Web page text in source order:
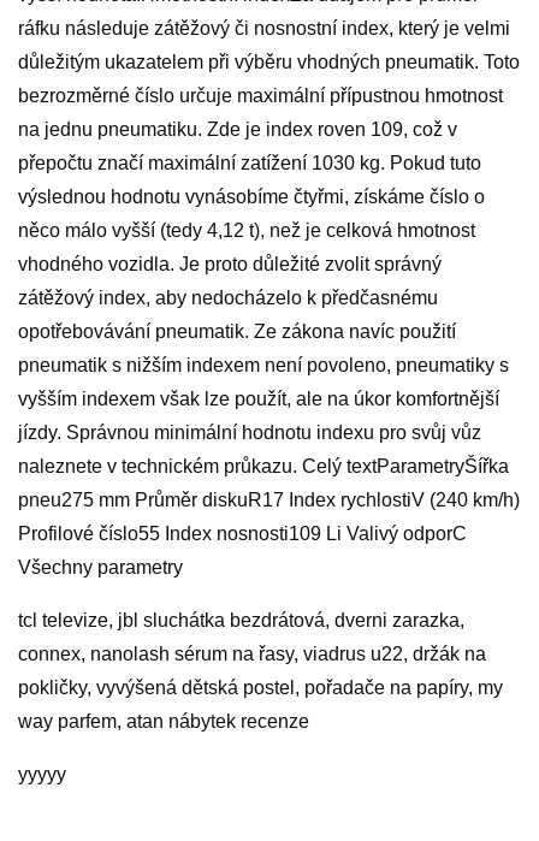
ráfku následuje zátěžový či nosnostní index, který je velmi
důležitým ukazatelem při výběru vhodných pneumatik. Toto
bezrozměrné číslo určuje maximální přípustnou hmotnost
na jednu pneumatiku. Zde je index roven 109, což v
přepočtu značí maximální zatížení 1030 kg. Pokud tuto
výslednou hodnotu vynásobíme čtyřmi, získáme číslo o
něco málo vyšší (tedy 4,12 t), než je celková hmotnost
vhodného vozidla. Je proto důležité zvolit správný
zátěžový index, aby nedocházelo k předčasnému
opotřebovávání pneumatik. Ze zákona navíc použití
pneumatik s nižším indexem není povoleno, pneumatiky s
vyšším indexem však lze použít, ale na úkor komfortnější
jízdy. Správnou minimální hodnotu indexu pro svůj vůz
naleznete v technickém průkazu. Celý textParametryŠířka
pneu275 mm Průměr diskuR17 Index rychlostiV (240 km/h)
Profilové číslo55 Index nosnosti109 Li Valivý odporC
Všechny parametry
tcl televize, jbl sluchátka bezdrátová, dverni zarazka,
connex, nanolash sérum na řasy, viadrus u22, držák na
pokličky, vyvýšená dětská postel, pořadače na papíry, my
way parfem, atan nábytek recenze
yyyyy